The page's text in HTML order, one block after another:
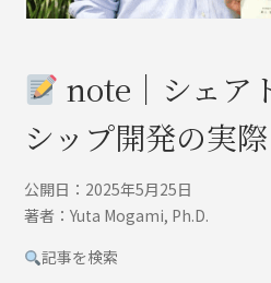
note｜シェア
シップ開発の実
公開日：2025年5月25日
著者：Yuta Mogami, Ph.D.
記事を検索